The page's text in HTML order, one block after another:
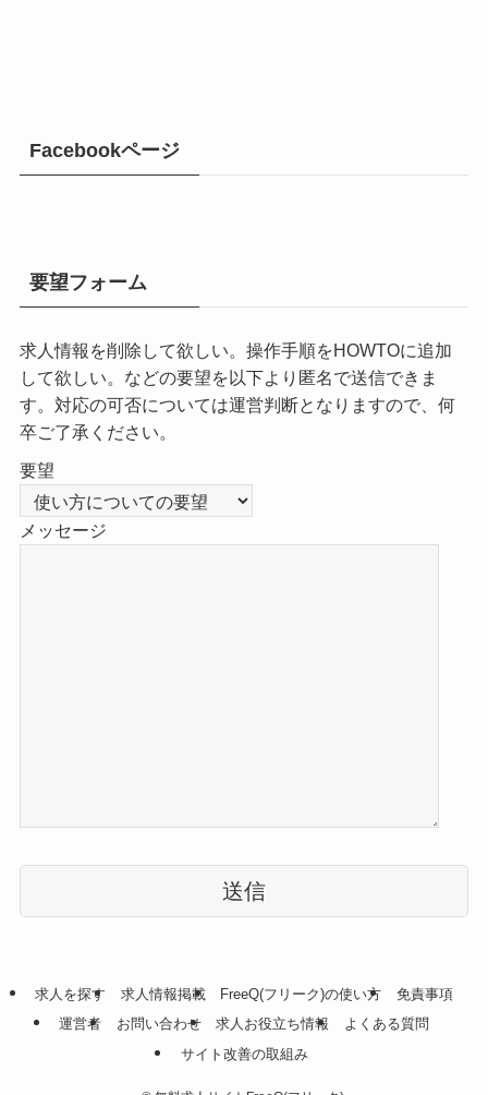
Facebookページ
要望フォーム
求人情報を削除して欲しい。操作手順をHOWTOに追加
して欲しい。などの要望を以下より匿名で送信できま
す。対応の可否については運営判断となりますので、何
卒ご了承ください。
要望
メッセージ
ル求人を探す 求人情報掲載 FreeQ(フリーク)の使い方
免責事項
運営者
お問い合わせ 求人お役立ち情報
よくある質問
サイト改善の取組み